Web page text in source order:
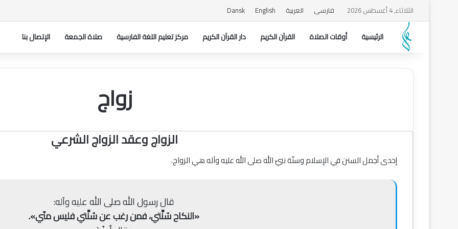
الثلاثاء, 4 أغسطس 2026 فارسی العربیة English
Dansk
الرئیسیة أوقات الصلاة القرآن الکریم دار القرآن الکریم مركز تعليم اللغة الفارسية صلاة الجمعة الإتصال بنا
زواج
الزواج وعقد الزواج الشرعي
إحدى أجمل السنن في الإسلام وسنّة نبيّ الله صلى الله عليه وآله هي الزواج.
قال رسول الله صلى الله عليه وآله:
«النکاح سُنَّتي، فمن رغب عن سُنَّتي فليس منّي».